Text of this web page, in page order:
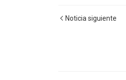
Noticia siguiente